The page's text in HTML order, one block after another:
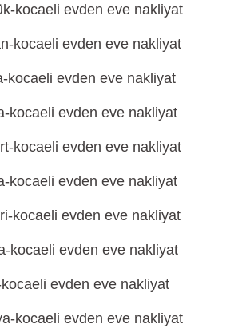
kocaeli evden eve nakliyat
kocaeli evden eve nakliyat
kocaeli evden eve nakliyat
kocaeli evden eve nakliyat
kocaeli evden eve nakliyat
kocaeli evden eve nakliyat
kocaeli evden eve nakliyat
kocaeli evden eve nakliyat
evden eve nakliyat
kocaeli evden eve nakliyat